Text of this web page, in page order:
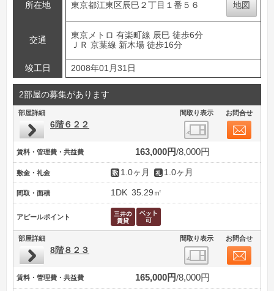
所在地 東京都江東区辰巳２丁目１番５６ 地図
交通
東京メトロ 有楽町線 辰巳 徒歩6分
ＪＲ 京葉線 新木場 徒歩16分
竣工日 2008年01月31日
2部屋の募集があります
部屋詳細 間取り表示 お問合せ
6階６２２
賃料・管理費・共益費 163,000円 8,000円
敷金・礼金 1.0ヶ月 1.0ヶ月
間取・面積 1DK 35.29㎡
アピールポイント
部屋詳細 間取り表示 お問合せ
8階８２３
賃料・管理費・共益費 165,000円 8,000円